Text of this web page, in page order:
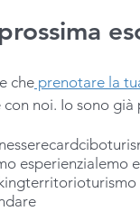
che prenotare la
con noi. Io sono
cardcibo
esperienzialemo
territorioturismo